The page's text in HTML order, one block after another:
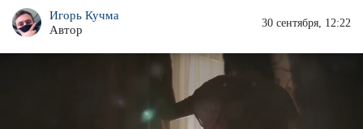
Игорь Кучма
Автор
30 сентября, 12:22